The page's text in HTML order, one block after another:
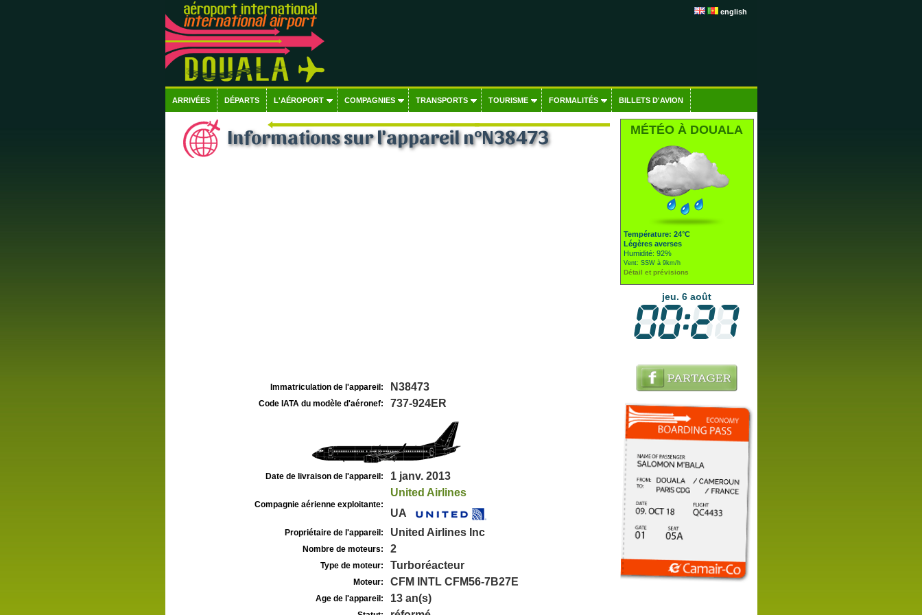
english
ARRIVÉES DÉPARTS L'AÉROPORT COMPAGNIES TRANSPORTS TOURISME FORMALITÉS BILLETS D'AVION
Informations sur l'appareil n°N38473
Immatriculation de l'appareil: N38473
Code IATA du modèle d'aéronef: 737-924ER
Date de livraison de l'appareil: 1 janv. 2013
Compagnie aérienne exploitante:
United Airlines
UA
Propriétaire de l'appareil: United Airlines Inc
Nombre de moteurs: 2
Type de moteur: Turboréacteur
Moteur: CFM INTL CFM56-7B27E
Age de l'appareil: 13 an(s)
MÉTÉO À DOUALA
Température: 24°C
Légères averses
Humidité: 92%
Vent: SSW à 9km/h
Détail et prévisions
jeu. 6 août